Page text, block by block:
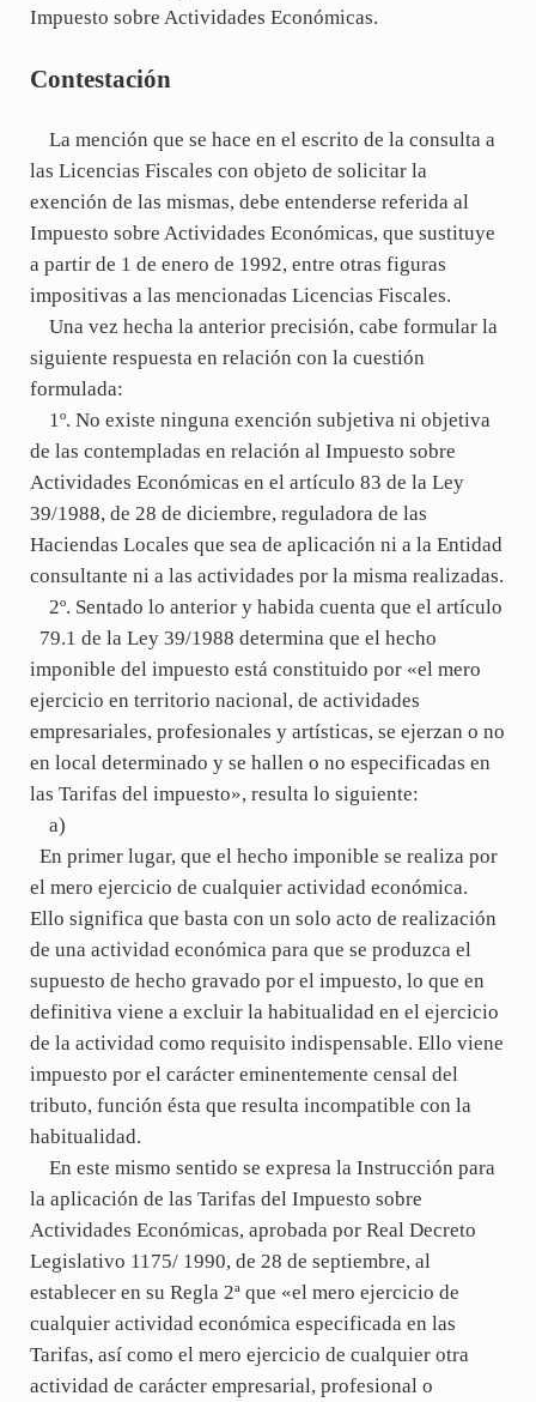
Impuesto sobre Actividades Económicas.
Contestación
La mención que se hace en el escrito de la consulta a
las Licencias Fiscales con objeto de solicitar la
exención de las mismas, debe entenderse referida al
Impuesto sobre Actividades Económicas, que sustituye
a partir de 1 de enero de 1992, entre otras figuras
impositivas a las mencionadas Licencias Fiscales.
Una vez hecha la anterior precisión, cabe formular la
siguiente respuesta en relación con la cuestión
formulada:
1º. No existe ninguna exención subjetiva ni objetiva
de las contempladas en relación al Impuesto sobre
Actividades Económicas en el artículo 83 de la Ley
39/1988, de 28 de diciembre, reguladora de las
Haciendas Locales que sea de aplicación ni a la Entidad
consultante ni a las actividades por la misma realizadas.
2º. Sentado lo anterior y habida cuenta que el artículo
79.1 de la Ley 39/1988 determina que el hecho
imponible del impuesto está constituido por «el mero
ejercicio en territorio nacional, de actividades
empresariales, profesionales y artísticas, se ejerzan o no
en local determinado y se hallen o no especificadas en
las Tarifas del impuesto», resulta lo siguiente:
a)
En primer lugar, que el hecho imponible se realiza por
el mero ejercicio de cualquier actividad económica.
Ello significa que basta con un solo acto de realización
de una actividad económica para que se produzca el
supuesto de hecho gravado por el impuesto, lo que en
definitiva viene a excluir la habitualidad en el ejercicio
de la actividad como requisito indispensable. Ello viene
impuesto por el carácter eminentemente censal del
tributo, función ésta que resulta incompatible con la
habitualidad.
En este mismo sentido se expresa la Instrucción para
la aplicación de las Tarifas del Impuesto sobre
Actividades Económicas, aprobada por Real Decreto
Legislativo 1175/ 1990, de 28 de septiembre, al
establecer en su Regla 2ª que «el mero ejercicio de
cualquier actividad económica especificada en las
Tarifas, así como el mero ejercicio de cualquier otra
actividad de carácter empresarial, profesional o